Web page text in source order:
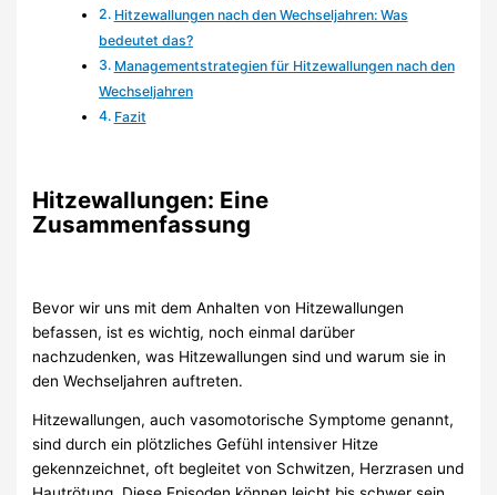
Hitzewallungen nach den Wechseljahren: Was
bedeutet das?
Managementstrategien für Hitzewallungen nach den
Wechseljahren
Fazit
Hitzewallungen: Eine
Zusammenfassung
Bevor wir uns mit dem Anhalten von Hitzewallungen
befassen, ist es wichtig, noch einmal darüber
nachzudenken, was Hitzewallungen sind und warum sie in
den Wechseljahren auftreten.
Hitzewallungen, auch vasomotorische Symptome genannt,
sind durch ein plötzliches Gefühl intensiver Hitze
gekennzeichnet, oft begleitet von Schwitzen, Herzrasen und